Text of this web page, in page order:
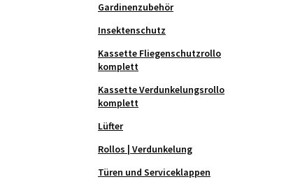
Gardinenzubehör
Insektenschutz
Kassette Fliegenschutzrollo
komplett
Kassette Verdunkelungsrollo
komplett
Lüfter
Rollos | Verdunkelung
Türen und Serviceklappen